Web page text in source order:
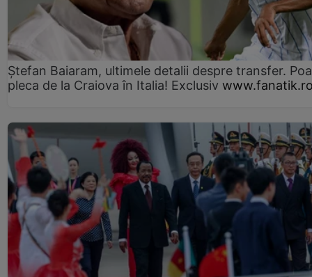
Ștefan Baiaram, ultimele detalii despre transfer.
pleca de la Craiova în Italia! Exclusiv